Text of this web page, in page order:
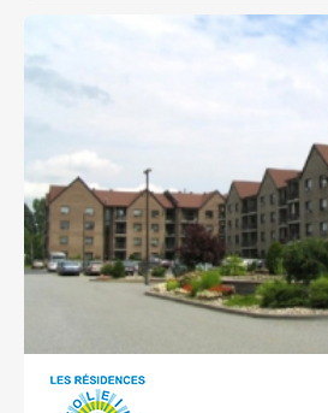
et un stationnement extérieur